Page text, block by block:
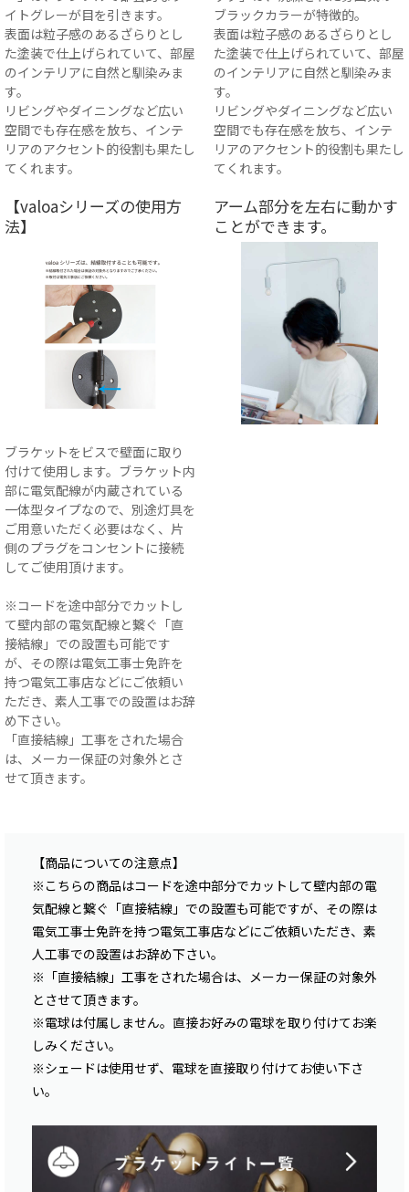
イトグレーが目を引きます。
表面は粒子感のあるざらりとし
た塗装で仕上げられていて、部屋
のインテリアに自然と馴染みま
す。
リビングやダイニングなど広い
空間でも存在感を放ち、インテ
リアのアクセント的役割も果たし
てくれます。
ブラックカラーが特徴的。
表面は粒子感のあるざらりとし
た塗装で仕上げられていて、部屋
のインテリアに自然と馴染みま
す。
リビングやダイニングなど広い
空間でも存在感を放ち、インテ
リアのアクセント的役割も果たし
てくれます。
【valoaシリーズの使用方
法】
ブラケットをビスで壁面に取り
付けて使用します。ブラケット内
部に電気配線が内蔵されている
一体型タイプなので、別途灯具を
ご用意いただく必要はなく、片
側のプラグをコンセントに接続
してご使用頂けます。
※コードを途中部分でカットし
て壁内部の電気配線と繋ぐ「直
接結線」での設置も可能です
が、その際は電気工事士免許を
持つ電気工事店などにご依頼い
ただき、素人工事での設置はお辞
め下さい。
「直接結線」工事をされた場合
は、メーカー保証の対象外とさ
せて頂きます。
アーム部分を左右に動かす
ことができます。
【商品についての注意点】
※こちらの商品はコードを途中部分でカットして壁内部の電
気配線と繋ぐ「直接結線」での設置も可能ですが、その際は
電気工事士免許を持つ電気工事店などにご依頼いただき、素
人工事での設置はお辞め下さい。
※「直接結線」工事をされた場合は、メーカー保証の対象外
とさせて頂きます。
※電球は付属しません。直接お好みの電球を取り付けてお楽
しみください。
※シェードは使用せず、電球を直接取り付けてお使い下さ
い。